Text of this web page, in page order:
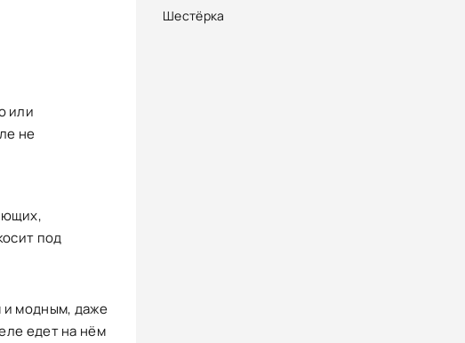
или
не
под
и модным, даже
едет на нём
Шестёрка